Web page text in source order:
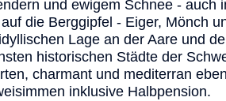
und ewigem Schnee - auch
die Berggipfel - Eiger, Mönch
Lage an der Aare und
historischen Städte der
charmant und mediterran
inklusive Halbpension.